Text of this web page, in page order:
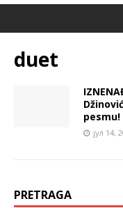
duet
pesmu!
јул 14,
PRETRAGA